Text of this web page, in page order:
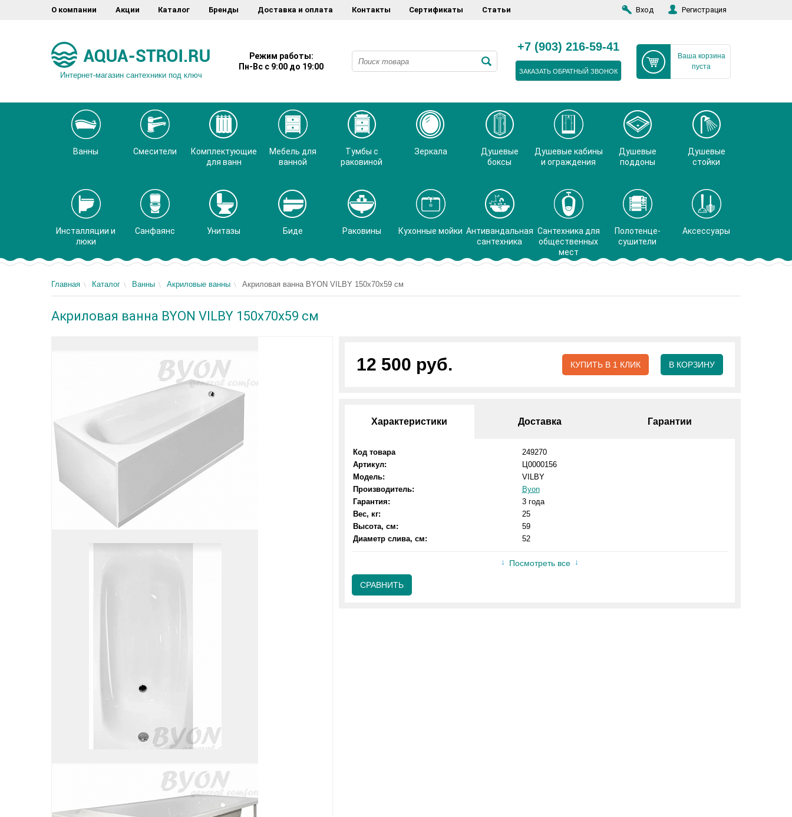
О компании Акции Каталог Бренды Доставка и оплата Контакты Сертификаты Статьи Вход Регистрация
Интернет-магазин сантехники под ключ
Режим работы:
Пн-Вс с 9:00 до 19:00
+7 (903) 216-59-41
ЗАКАЗАТЬ ОБРАТНЫЙ ЗВОНОК
Ваша корзина
пуста
Ванны Смесители
Комплектующие
для ванн
Мебель для
ванной
Тумбы с
раковиной
Зеркала
Душевые
боксы
Душевые кабины
и ограждения
Душевые
поддоны
Душевые
стойки
Инсталляции и
люки
Санфаянс Унитазы Биде Раковины Кухонные мойки Антивандальная
сантехника
Сантехника для
общественных
мест
Полотенце-
сушители
Аксессуары
Главная Каталог Ванны Акриловые ванны Акриловая ванна BYON VILBY 150х70х59 см
Акриловая ванна BYON VILBY 150х70х59 см
12 500 руб. КУПИТЬ В 1 КЛИК В КОРЗИНУ
Характеристики Доставка Гарантии
Код товара
249270
Артикул:
Ц0000156
Модель:
VILBY
Производитель:
Byon
Гарантия:
3 года
Вес, кг:
25
Высота, см:
59
Диаметр слива, см:
52
Посмотреть все
СРАВНИТЬ